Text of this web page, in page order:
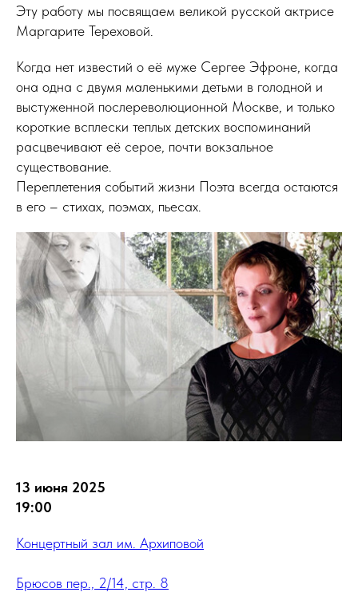
Эту работу мы посвящаем великой русской актрисе
Маргарите Тереховой.
Когда нет известий о её муже Сергее Эфроне, когда
она одна с двумя маленькими детьми в голодной и
выстуженной послереволюционной Москве, и только
короткие всплески теплых детских воспоминаний
расцвечивают её серое, почти вокзальное
существование.
Переплетения событий жизни Поэта всегда остаются
в его – стихах, поэмах, пьесах.
13 июня 2025
19:00
Концертный зал им. Архиповой
Брюсов пер., 2/14, стр. 8